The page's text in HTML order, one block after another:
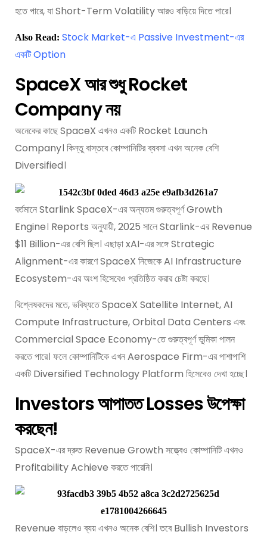
হতে পারে, যা Short-Term Volatility আরও বাড়িয়ে দিতে পারে।
Also Read: Stock Market-এ Passive Investment-এর
একটি Option
SpaceX আর শুধু Rocket
Company নয়
অনেকের কাছে SpaceX এখনও একটি Rocket Launch
Company। কিন্তু বাস্তবে কোম্পানিটির ব্যবসা এখন অনেক বেশি
Diversified।
বর্তমানে Starlink SpaceX-এর অন্যতম গুরুত্বপূর্ণ Growth
Engine। Reports অনুযায়ী, 2025 সালে Starlink-এর Revenue
$11 Billion-এর বেশি ছিল। এছাড়া xAI-এর সঙ্গে Strategic
Alignment-এর কারণে SpaceX নিজেকে AI Infrastructure
Ecosystem-এর অংশ হিসেবেও প্রতিষ্ঠিত করার চেষ্টা করছে।
বিশ্লেষকদের মতে, ভবিষ্যতে SpaceX Satellite Internet, AI
Compute Infrastructure, Orbital Data Centers এবং
Commercial Space Economy-তে গুরুত্বপূর্ণ ভূমিকা পালন
করতে পারে। ফলে কোম্পানিটিকে এখন Aerospace Firm-এর পাশাপাশি
একটি Diversified Technology Platform হিসেবেও দেখা হচ্ছে।
Investors আপাতত Losses উপেক্ষা
করছেন!
SpaceX-এর দ্রুত Revenue Growth সত্ত্বেও কোম্পানিটি এখনও
Profitability Achieve করতে পারেনি।
Revenue বাড়লেও ব্যয় এখনও অনেক বেশি। তবে Bullish Investors